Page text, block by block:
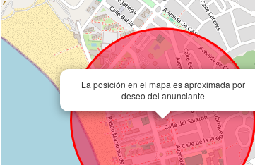
La posición en el mapa es aproximada por
deseo del anunciante